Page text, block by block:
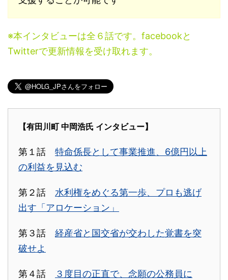
※本インタビューは全６話です。facebookと
Twitterで更新情報を受け取れます。
【有田川町 中岡浩氏 インタビュー】
第１話 特命係長として事業推進、6億円以上
の利益を見込む
第２話 水利権をめぐる第一歩、プロも逃げ
出す「アロケーション」
第３話 経産省と国交省が交わした覚書を突
破せよ
第４話 ３度目の正直で、念願の公務員に